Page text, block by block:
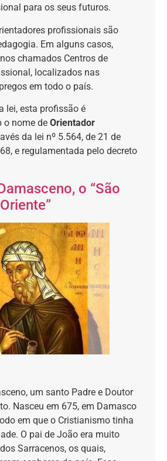
para os seus futuros.
profissionais são
Em alguns casos,
chamados Centros de
localizados nas
em todo o país.
lei, esta profissão é
o nome de Orientador
da lei nº 5.564, de 21 de
e regulamentada pelo decreto
o “São
um santo Padre e Doutor
Nasceu em 675, em Damasco
em que o Cristianismo tinha
O pai de João era muito
Sarracenos, os quais,